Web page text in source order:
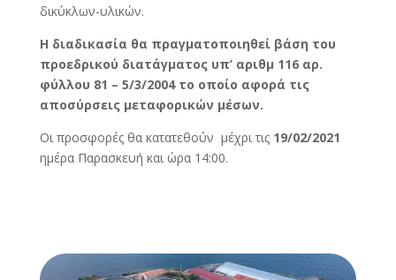
δικύκλων-υλικών.
Η διαδικασία θα πραγματοποιηθεί βάση του
προεδρικού διατάγματος υπ’ αριθμ 116 αρ.
φύλλου 81 – 5/3/2004 το οποίο αφορά τις
αποσύρσεις μεταφορικών μέσων.
Οι προσφορές θα κατατεθούν μέχρι τις 19/02/2021
ημέρα Παρασκευή και ώρα 14:00.